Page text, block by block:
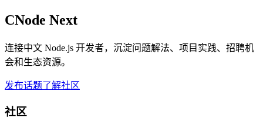
CNode Next
连接中文 Node.js 开发者，沉淀问题解法、项目实践、招聘机
会和生态资源。
发布话题了解社区
社区